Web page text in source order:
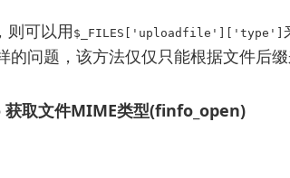
则可以用 $_FILES['uploadfile']['type']
问题，该方法仅仅只能根据文件后缀
取文件MIME类型(finfo_open)